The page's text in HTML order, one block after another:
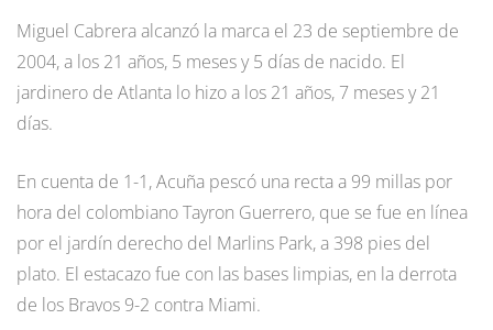
Miguel Cabrera alcanzó la marca el 23 de septiembre de
2004, a los 21 años, 5 meses y 5 días de nacido. El
jardinero de Atlanta lo hizo a los 21 años, 7 meses y 21
días.
En cuenta de 1-1, Acuña pescó una recta a 99 millas por
hora del colombiano Tayron Guerrero, que se fue en línea
por el jardín derecho del Marlins Park, a 398 pies del
plato. El estacazo fue con las bases limpias, en la derrota
de los Bravos 9-2 contra Miami.